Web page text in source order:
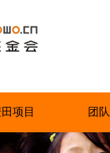
项目 团